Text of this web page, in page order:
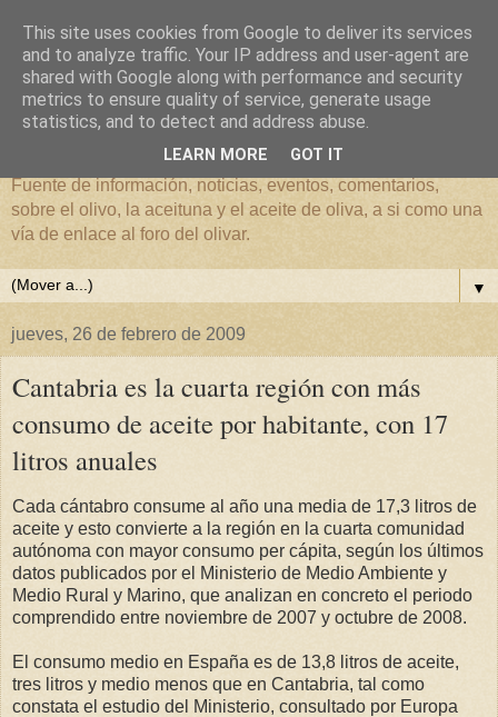
El mundo del Olivar
Fuente de información, noticias, eventos, comentarios,
sobre el olivo, la aceituna y el aceite de oliva, a si como una
vía de enlace al foro del olivar.
▼
jueves, 26 de febrero de 2009
Cantabria es la cuarta región con más
consumo de aceite por habitante, con 17
litros anuales
Cada cántabro consume al año una media de 17,3 litros de
aceite y esto convierte a la región en la cuarta comunidad
autónoma con mayor consumo per cápita, según los últimos
datos publicados por el Ministerio de Medio Ambiente y
Medio Rural y Marino, que analizan en concreto el periodo
comprendido entre noviembre de 2007 y octubre de 2008.
El consumo medio en España es de 13,8 litros de aceite,
tres litros y medio menos que en Cantabria, tal como
constata el estudio del Ministerio, consultado por Europa
This site uses cookies from Google to deliver its services
and to analyze traffic. Your IP address and user-agent are
shared with Google along with performance and security
metrics to ensure quality of service, generate usage
statistics, and to detect and address abuse.
LEARN MORE GOT IT